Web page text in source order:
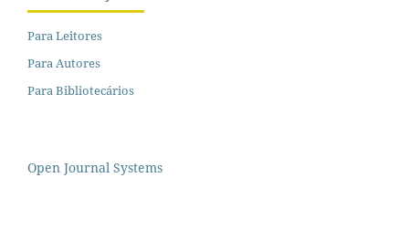
Para Leitores
Para Autores
Para Bibliotecários
Open Journal Systems